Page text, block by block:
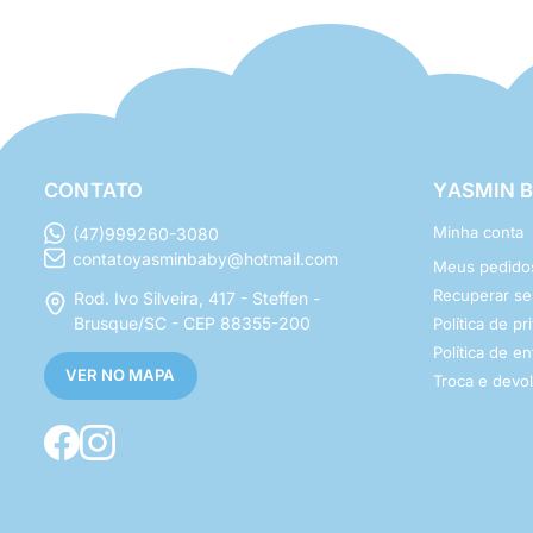
CONTATO
(47)999260-3080
contatoyasminbaby@hotmail.com
Rod. Ivo Silveira, 417 - Steffen -
Brusque/SC - CEP 88355-200
VER NO MAPA
YASMIN
Minha conta
Meus
Recuperar
Política de
Política de
Troca e